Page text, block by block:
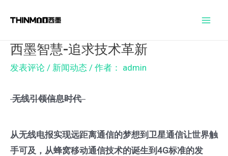
西墨智慧-追求技术革新
发表评论 / 新闻动态 / 作者： admin
无线引领信息时代
从无线电报实现远距离通信的梦想到卫星通信让世界触
手可及，从蜂窝移动通信技术的诞生到4G标准的发
navigation